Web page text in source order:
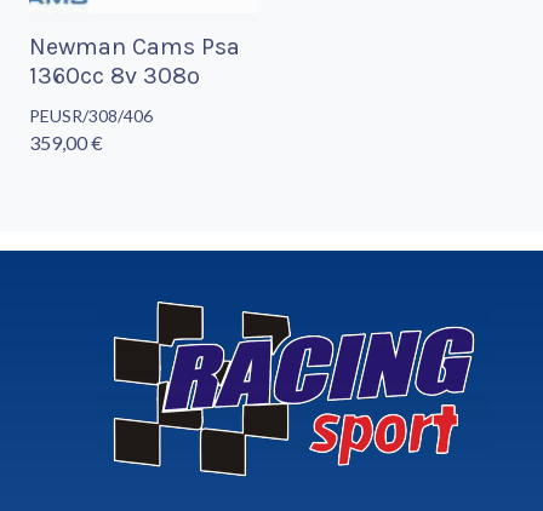
Newman Cams Psa
1360cc 8v 308º
PEUSR/308/406
359,00 €